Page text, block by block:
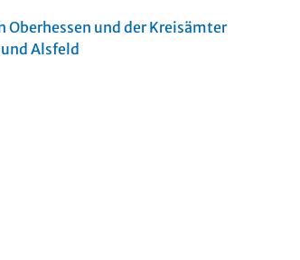
und der Kreisämter
Alsfeld